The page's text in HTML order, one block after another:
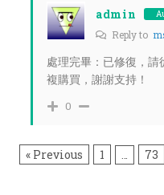
admin
Reply to
處理完畢：已修復，
複購買，謝謝支持！
0
« Previous 1 … 73